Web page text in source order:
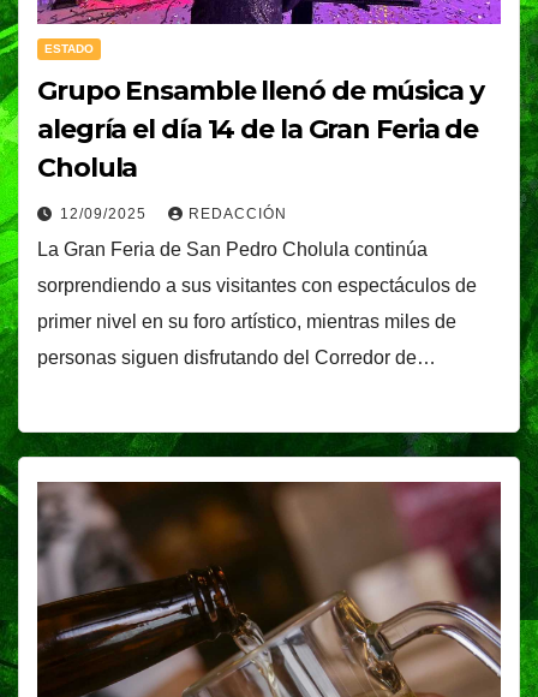
ESTADO
Grupo Ensamble llenó de música y
alegría el día 14 de la Gran Feria de
Cholula
12/09/2025 REDACCIÓN
La Gran Feria de San Pedro Cholula continúa
sorprendiendo a sus visitantes con espectáculos de
primer nivel en su foro artístico, mientras miles de
personas siguen disfrutando del Corredor de…